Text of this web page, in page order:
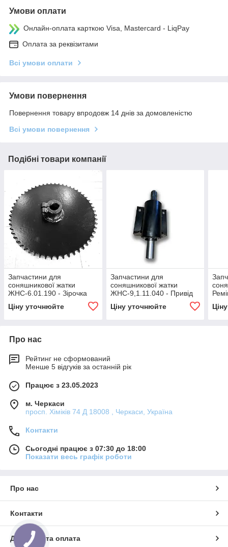
Умови оплати
Онлайн-оплата карткою Visa, Mastercard - LiqPay
Оплата за реквізитами
Всі умови оплати
Умови повернення
Повернення товару впродовж 14 днів за домовленістю
Всі умови повернення
Подібні товари компанії
Запчастини для
соняшникової жатки
ЖНС-6.01.190 - Зірочка
Ціну уточнюйте
Запчастини для
соняшникової жатки
ЖНС-9,1.11.040 - Привід
Ціну уточнюйте
Про нас
Рейтинг не сформований
Менше 5 відгуків за останній рік
Працює з 23.05.2023
м. Черкаси
просп. Хіміків 74 Д 18008 , Черкаси, Україна
Контакти
Сьогодні працює з 07:30 до 18:00
Показати весь графік роботи
Про нас
Контакти
Доставка та оплата